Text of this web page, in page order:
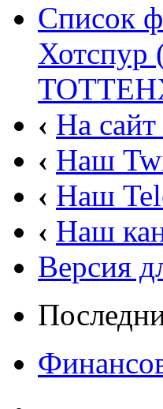
Список
Хотспур
‹ На
‹ Наш
‹ Наш
‹ Наш
Версия